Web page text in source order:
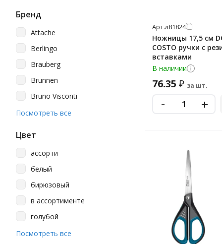
Бренд
Attache
Berlingo
Brauberg
Brunnen
Bruno Visconti
Decadry
Durable
Kores
Maped
Officespace
Посмотреть все
Цвет
ассорти
белый
бирюзовый
в ассортименте
голубой
желтый
Посмотреть все
Арт.л81824
Ножницы 17,5 см
COSTO ручки с
вставками
В наличии
76.35 ₽ за шт.
- +